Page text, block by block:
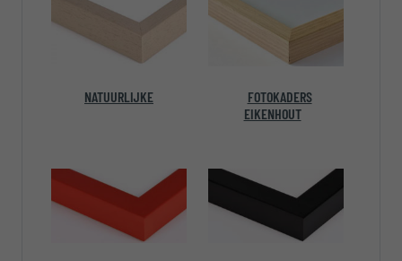
NATUURLIJKE
FOTOKADERS
EIKENHOUT